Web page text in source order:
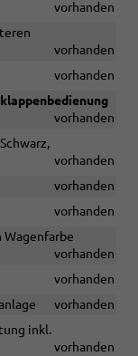
vorhanden
vorhanden
vorhanden
vorhanden
vorhanden
vorhanden
vorhanden
vorhanden
vorhanden
vorhanden
inkl.
vorhanden